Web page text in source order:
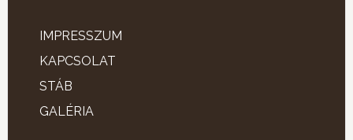
IMPRESSZUM
KAPCSOLAT
STÁB
GALÉRIA